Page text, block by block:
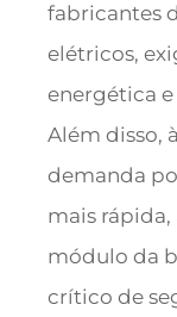
fabricantes
elétricos,
energética
Além disso,
demanda
mais rápida,
módulo da
crítico de